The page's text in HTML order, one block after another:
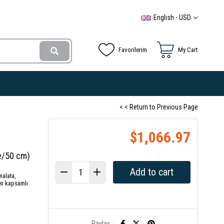
English - USD
My Cart
Favorilerim
< < Return to Previous Page
50 cm)
kapsamlı
$1,066.97